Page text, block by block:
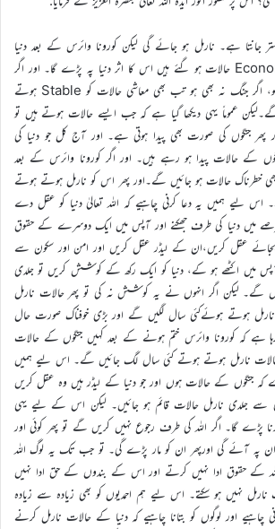
جانتا ہے۔ نارمل ہو جائے گی لیکن کورونا وائرس کے بعد دنیا
کے جو معاشی حالات، Economic حالات ہو گئے ہیں اس کا اثر دنیا پہ پڑے گا۔ اور اگر
معاشی لحاظ سے کچھ نہ بھی ہو، اگر جنگ نہ بھی ہو تب بھی معاشی حالات کو Stable ہوتے
عموماً یہی دیکھا گیا ہے کہ جب ایسے حالات ہوتے ہیں تو
پھر جنگوں کی صورت بھی پیدا ہوتی ہے۔ اور آج کل جو دنیا کی
کے حالات پیدا ہو رہے ہیں۔ اور اگر کورونا وائرس کے بعد
خطرناک حالات ہو جائیں گے۔اور پھر اس کو نارمل ہوتے ہوتے
لیے ہمیں یہ دعا کرنی چاہیے کہ اللہ تعالیٰ دنیا کو عقل دے
میں دنیا کی طرف جھکنے اور آپس میں ایک دوسرے کے حقوق
عقل کریں،ان کے لیڈر عقل کریں اور امن اور سکون سے
میں اکٹھے ہو کے، دنیا کو ایک رکھ کے کوشش کریں تو جلدی
گے۔ لیکن اگر انہوں نے یہ کوشش نہ کی تو پھر حالات نارمل
ہوتے ہوئےکئی سال لگیں گے اور بڑی خوفناک صورت حال
ہے کہ کورونا وائرس ختم ہونے کے بعد کہیں جنگوں کے حالات
حالات نارمل ہوتے ہوتے کئی سال لگ جائیں گے۔ اس لیے ہمیں
کہ جنگوں کے حالات ہوں اور جو دنیا کے لیڈر ہیں وہ عقل کریں
جلدی نارمل حالات قائم ہو جائیں۔ لیکن اس کے لیے یہی
پڑے گا۔ اگر اللہ کی طرف رجوع نہیں کریں گے تو پھر کوئی اور
ان پہ آئے گی اورپھر ان کو مار پڑے گی۔ تو جب تک یہ لوگ اللہ
کے حقوق ادا نہیں کرتے اور اس کے بندوں کے حق ادا نہیں
نہیں ہو سکتے۔ اس لیے ہم احمدیوں کو بھی زیادہ سے زیادہ
چاہیے اور لوگوں کو بتانا چاہیے کہ دنیا کے حالات نارمل کرنے